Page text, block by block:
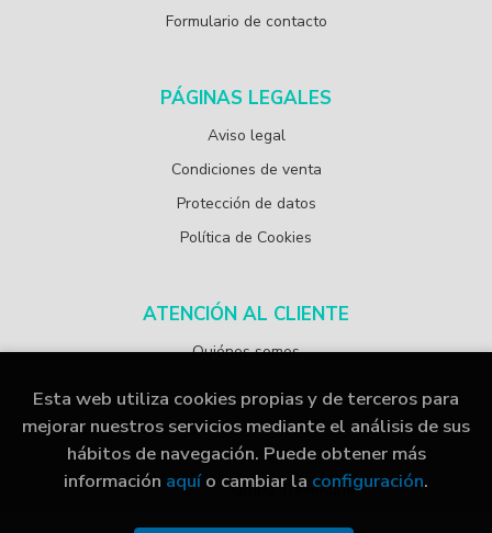
Formulario de contacto
PÁGINAS LEGALES
Aviso legal
Condiciones de venta
Protección de datos
Política de Cookies
ATENCIÓN AL CLIENTE
Quiénes somos
2026 © Librería Papelería Navarro. Todos los Derechos
Reservados |Grupo Trevenque
Esta web utiliza cookies propias y de terceros para
mejorar nuestros servicios mediante el análisis de sus
hábitos de navegación. Puede obtener más
información aquío cambiar la configuración.